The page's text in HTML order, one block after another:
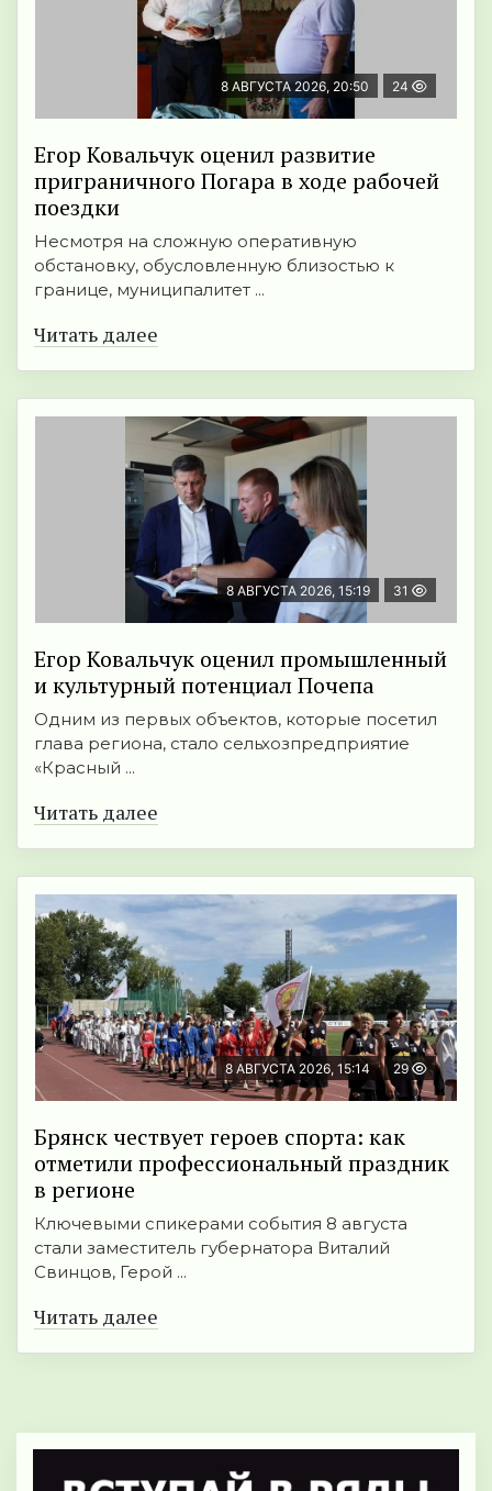
8 АВГУСТА 2026, 20:50 24
Егор Ковальчук оценил развитие
приграничного Погара в ходе рабочей
поездки
Несмотря на сложную оперативную
обстановку, обусловленную близостью к
границе, муниципалитет ...
Читать далее
8 АВГУСТА 2026, 15:19 31
Егор Ковальчук оценил промышленный
и культурный потенциал Почепа
Одним из первых объектов, которые посетил
глава региона, стало сельхозпредприятие
«Красный ...
Читать далее
8 АВГУСТА 2026, 15:14 29
Брянск чествует героев спорта: как
отметили профессиональный праздник
в регионе
Ключевыми спикерами события 8 августа
стали заместитель губернатора Виталий
Свинцов, Герой ...
Читать далее